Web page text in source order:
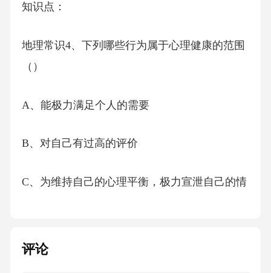
知识点：
地理常识4、下列哪些行为属于心理健康的范围
（）
A、能极力满足个人的需要
B、对自己有过高的评价
C、为维持自己的心理平衡，极力宣泄自己的情
D、有充分的自我安全感
评论